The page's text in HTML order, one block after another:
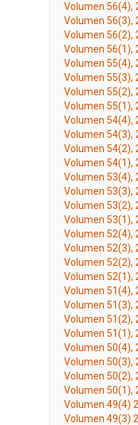
Volumen 56(4),
Volumen 56(3),
Volumen 56(2),
Volumen 56(1),
Volumen 55(4),
Volumen 55(3),
Volumen 55(2),
Volumen 55(1),
Volumen 54(4),
Volumen 54(3),
Volumen 54(2),
Volumen 54(1),
Volumen 53(4),
Volumen 53(3),
Volumen 53(2),
Volumen 53(1),
Volumen 52(4),
Volumen 52(3),
Volumen 52(2),
Volumen 52(1),
Volumen 51(4),
Volumen 51(3),
Volumen 51(2),
Volumen 51(1),
Volumen 50(4),
Volumen 50(3),
Volumen 50(2),
Volumen 50(1),
Volumen 49(4)
Volumen 49(3)